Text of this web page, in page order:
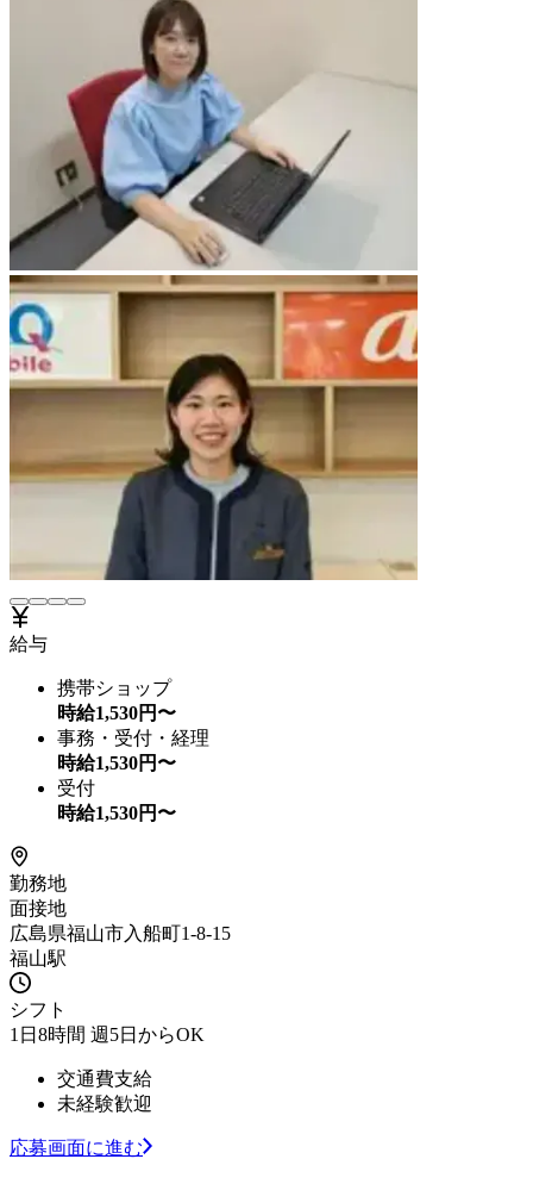
給与
携帯ショップ
時給1,530円〜
事務・受付・経理
時給1,530円〜
受付
時給1,530円〜
勤務地
面接地
広島県福山市入船町1-8-15
福山駅
シフト
1日8時間 週5日からOK
交通費支給
未経験歓迎
応募画面に進む